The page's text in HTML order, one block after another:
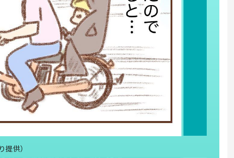
供）